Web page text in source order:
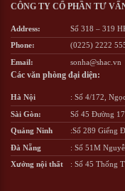
CÔNG TY CỔ PHẦN TƯ
Address:
Số 318 – 319
Phone:
(0225) 2222
Email:
sonha@shac.vn
Các văn phòng đại diện:
Hà Nội
: Số 4/172,
Sài Gòn:
Số 45 Đường
Quảng Ninh
:Số 289 Giếng
Đà Nẵng
: Số 51M
Xưởng nội thất
: Số 45 Thống